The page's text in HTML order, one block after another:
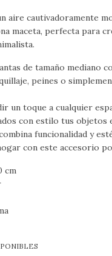
aire cautivadoramente
maceta, perfecta para
de tamaño mediano
peines o
un toque a cualquier
con estilo tus objetos
funcionalidad y
con este accesorio
cm